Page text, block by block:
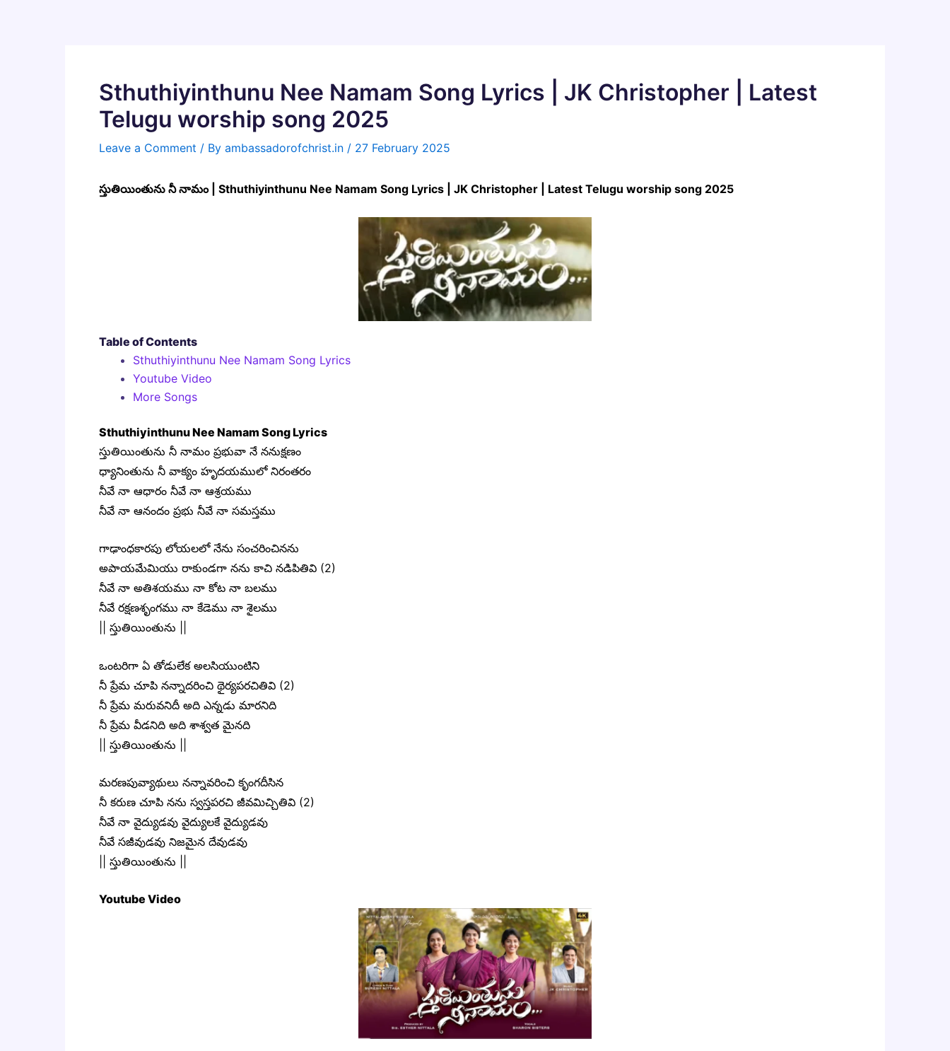
Sthuthiyinthunu Nee Namam Song Lyrics | JK Christopher | Latest
Telugu worship song 2025
Leave a Comment / By ambassadorofchrist.in / 27 February 2025
స్తుతియింతును నీ నామం | Sthuthiyinthunu Nee Namam Song Lyrics | JK Christopher | Latest Telugu worship song 2025
Table of Contents
Sthuthiyinthunu Nee Namam Song Lyrics
Youtube Video
More Songs
Sthuthiyinthunu Nee Namam Song Lyrics
స్తుతియింతును నీ నామం ప్రభువా నే ననుక్షణం
ధ్యానింతును నీ వాక్యం హృదయములో నిరంతరం
నీవే నా ఆధారం నీవే నా ఆశ్రయము
నీవే నా ఆనందం ప్రభు నీవే నా సమస్తము
గాఢాంధకారపు లోయలలో నేను సంచరించినను
అపాయమేమియు రాకుండగా నను కాచి నడిపితివి (2)
నీవే నా అతిశయము నా కోట నా బలము
నీవే రక్షణశృంగము నా కేడెము నా శైలము
|| స్తుతియింతును ||
ఒంటరిగా ఏ తోడులేక అలసియుంటిని
నీ ప్రేమ చూపి నన్నాదరించి థైర్యపరచితివి (2)
నీ ప్రేమ మరువనిదీ అది ఎన్నడు మారనిది
నీ ప్రేమ వీడనిది అది శాశ్వత మైనది
|| స్తుతియింతును ||
మరణపువ్యాథులు నన్నావరించి కృంగదీసిన
నీ కరుణ చూపి నను స్వస్తపరచి జీవమిచ్చితివి (2)
నీవే నా వైద్యుడవు వైద్యులకే వైద్యుడవు
నీవే సజీవుడవు నిజమైన దేవుడవు
|| స్తుతియింతును ||
Youtube Video